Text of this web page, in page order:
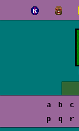
a b c
p
q r